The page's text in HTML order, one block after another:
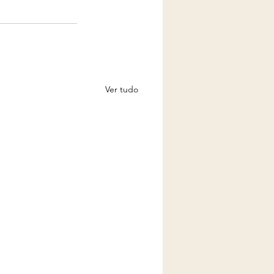
Ver tudo